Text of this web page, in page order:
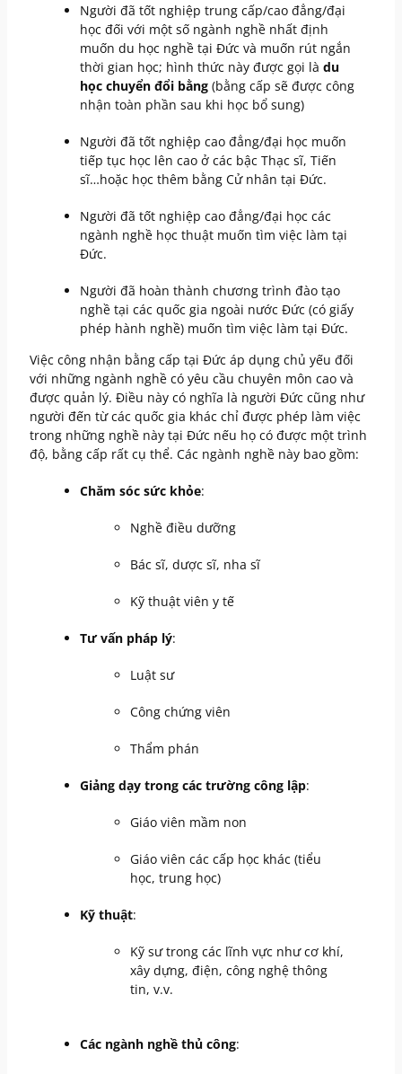
Người đã tốt nghiệp trung cấp/cao đẳng/đại
học đối với một số ngành nghề nhất định
muốn du học nghề tại Đức và muốn rút ngắn
thời gian học; hình thức này được gọi là du
học chuyển đổi bằng (bằng cấp sẽ được công
nhận toàn phần sau khi học bổ sung)
Người đã tốt nghiệp cao đẳng/đại học muốn
tiếp tục học lên cao ở các bậc Thạc sĩ, Tiến
sĩ…hoặc học thêm bằng Cử nhân tại Đức.
Người đã tốt nghiệp cao đẳng/đại học các
ngành nghề học thuật muốn tìm việc làm tại
Đức.
Người đã hoàn thành chương trình đào tạo
nghề tại các quốc gia ngoài nước Đức (có giấy
phép hành nghề) muốn tìm việc làm tại Đức.
Việc công nhận bằng cấp tại Đức áp dụng chủ yếu đối
với những ngành nghề có yêu cầu chuyên môn cao và
được quản lý. Điều này có nghĩa là người Đức cũng như
người đến từ các quốc gia khác chỉ được phép làm việc
trong những nghề này tại Đức nếu họ có được một trình
độ, bằng cấp rất cụ thể. Các ngành nghề này bao gồm:
Chăm sóc sức khỏe:
Nghề điều dưỡng
Bác sĩ, dược sĩ, nha sĩ
Kỹ thuật viên y tế
Tư vấn pháp lý:
Luật sư
Công chứng viên
Thẩm phán
Giảng dạy trong các trường công lập:
Giáo viên mầm non
Giáo viên các cấp học khác (tiểu
học, trung học)
Kỹ thuật:
Kỹ sư trong các lĩnh vực như cơ khí,
xây dựng, điện, công nghệ thông
tin, v.v.
Các ngành nghề thủ công: